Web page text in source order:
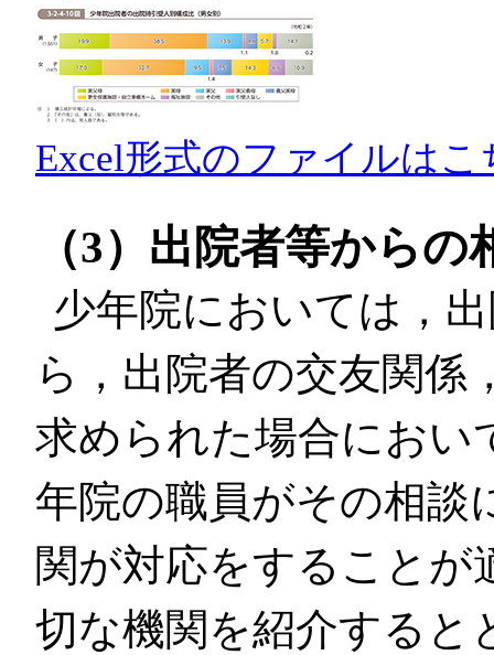
Excel形式のファイルはこ
（3）出院者等からの
少年院においては，
ら，出院者の交友関係
求められた場合におい
年院の職員がその相談
関が対応をすることが
切な機関を紹介すると